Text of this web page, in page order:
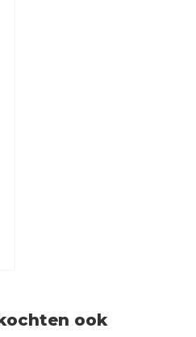
ook